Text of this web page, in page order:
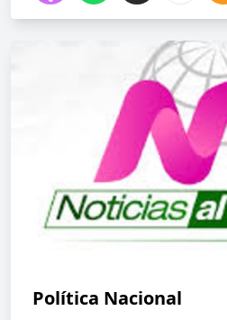
Política Nacional